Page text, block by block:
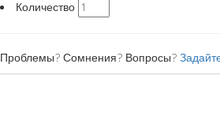
Количество
Проблемы? Сомнения? Вопросы?